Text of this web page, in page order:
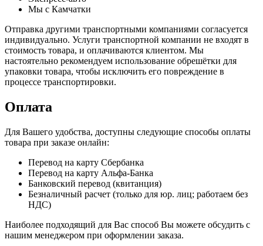
Мы с Камчатки
Отправка другими транспортными компаниями согласуется
индивидуально. Услуги транспортной компании не входят в
стоимость товара, и оплачиваются клиентом. Мы
настоятельно рекомендуем использование обрешётки для
упаковки товара, чтобы исключить его повреждение в
процессе транспортировки.
Оплата
Для Вашего удобства, доступны следующие способы оплаты
товара при заказе онлайн:
Перевод на карту Сбербанка
Перевод на карту Альфа-Банка
Банковский перевод (квитанция)
Безналичный расчет (только для юр. лиц; работаем без
НДС)
Наиболее подходящий для Вас способ Вы можете обсудить с
нашим менеджером при оформлении заказа.